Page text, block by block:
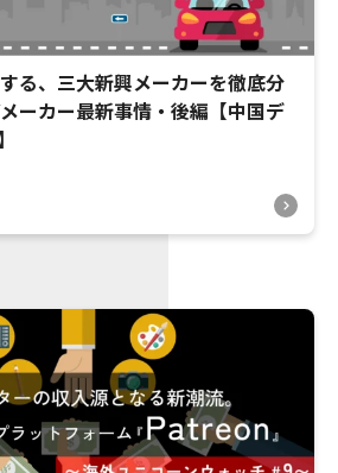
る、三大新興メーカーを徹底分
ーカー最新事情・後編【中国デ